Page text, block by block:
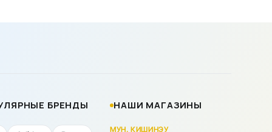
БРЕНДЫ НАШИ МАГАЗИНЫ
МУН. КИШИНЭУ